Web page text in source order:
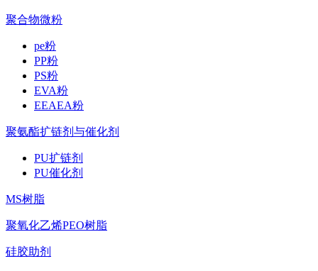
聚合物微粉
pe粉
PP粉
PS粉
EVA粉
EEAEA粉
聚氨酯扩链剂与催化剂
PU扩链剂
PU催化剂
MS树脂
聚氧化乙烯PEO树脂
硅胶助剂